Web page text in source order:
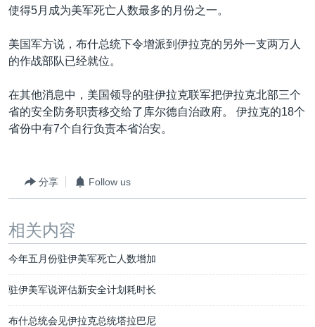
到
欧洲
非洲
美洲
全球议题
科教·文娱·体健
军事
劳工
环境
白宫要闻
国会报道
美中关系
美国建国250周年
埃博拉疫情
关注西藏
GEN Z 看美国
VOA视频
VOA今日焦点
中文广播
关注我们
其他语言网站
使得5月成为美军死亡人数最多的月份之一。
美国军方说，布什总统下令增派到伊拉克的另外一支两万人
的作战部队已经就位。
在其他消息中，美国领导的驻伊拉克联军把伊拉克北部三个
省的安全防务职责移交给了库尔德自治政府。 伊拉克的18个
省份中有7个自行负责本省治安。
分享 Follow us
相关内容
今年五月份驻伊美军死亡人数增加
驻伊美军说评估新安全计划耗时长
布什总统会见伊拉克总统塔拉巴尼